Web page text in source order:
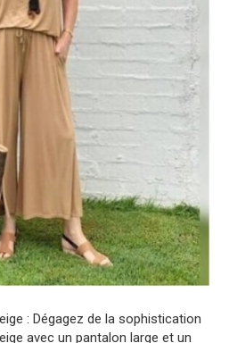
: Dégagez de la sophistication
avec un pantalon large et un